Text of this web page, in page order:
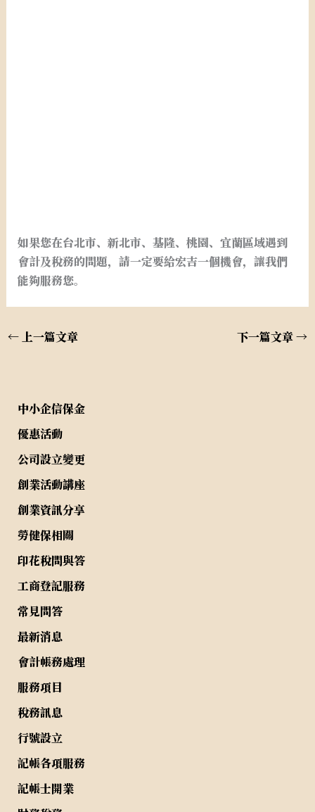
如果您在台北市、新北市、基隆、桃園、宜蘭區域遇到
會計及稅務的問題，請一定要給宏吉一個機會，讓我們
能夠服務您。
←上一篇文章 下一篇文章→
中小企信保金
優惠活動
公司設立變更
創業活動講座
創業資訊分享
勞健保相關
印花稅問與答
工商登記服務
常見問答
最新消息
會計帳務處理
服務項目
稅務訊息
行號設立
記帳各項服務
記帳士開業